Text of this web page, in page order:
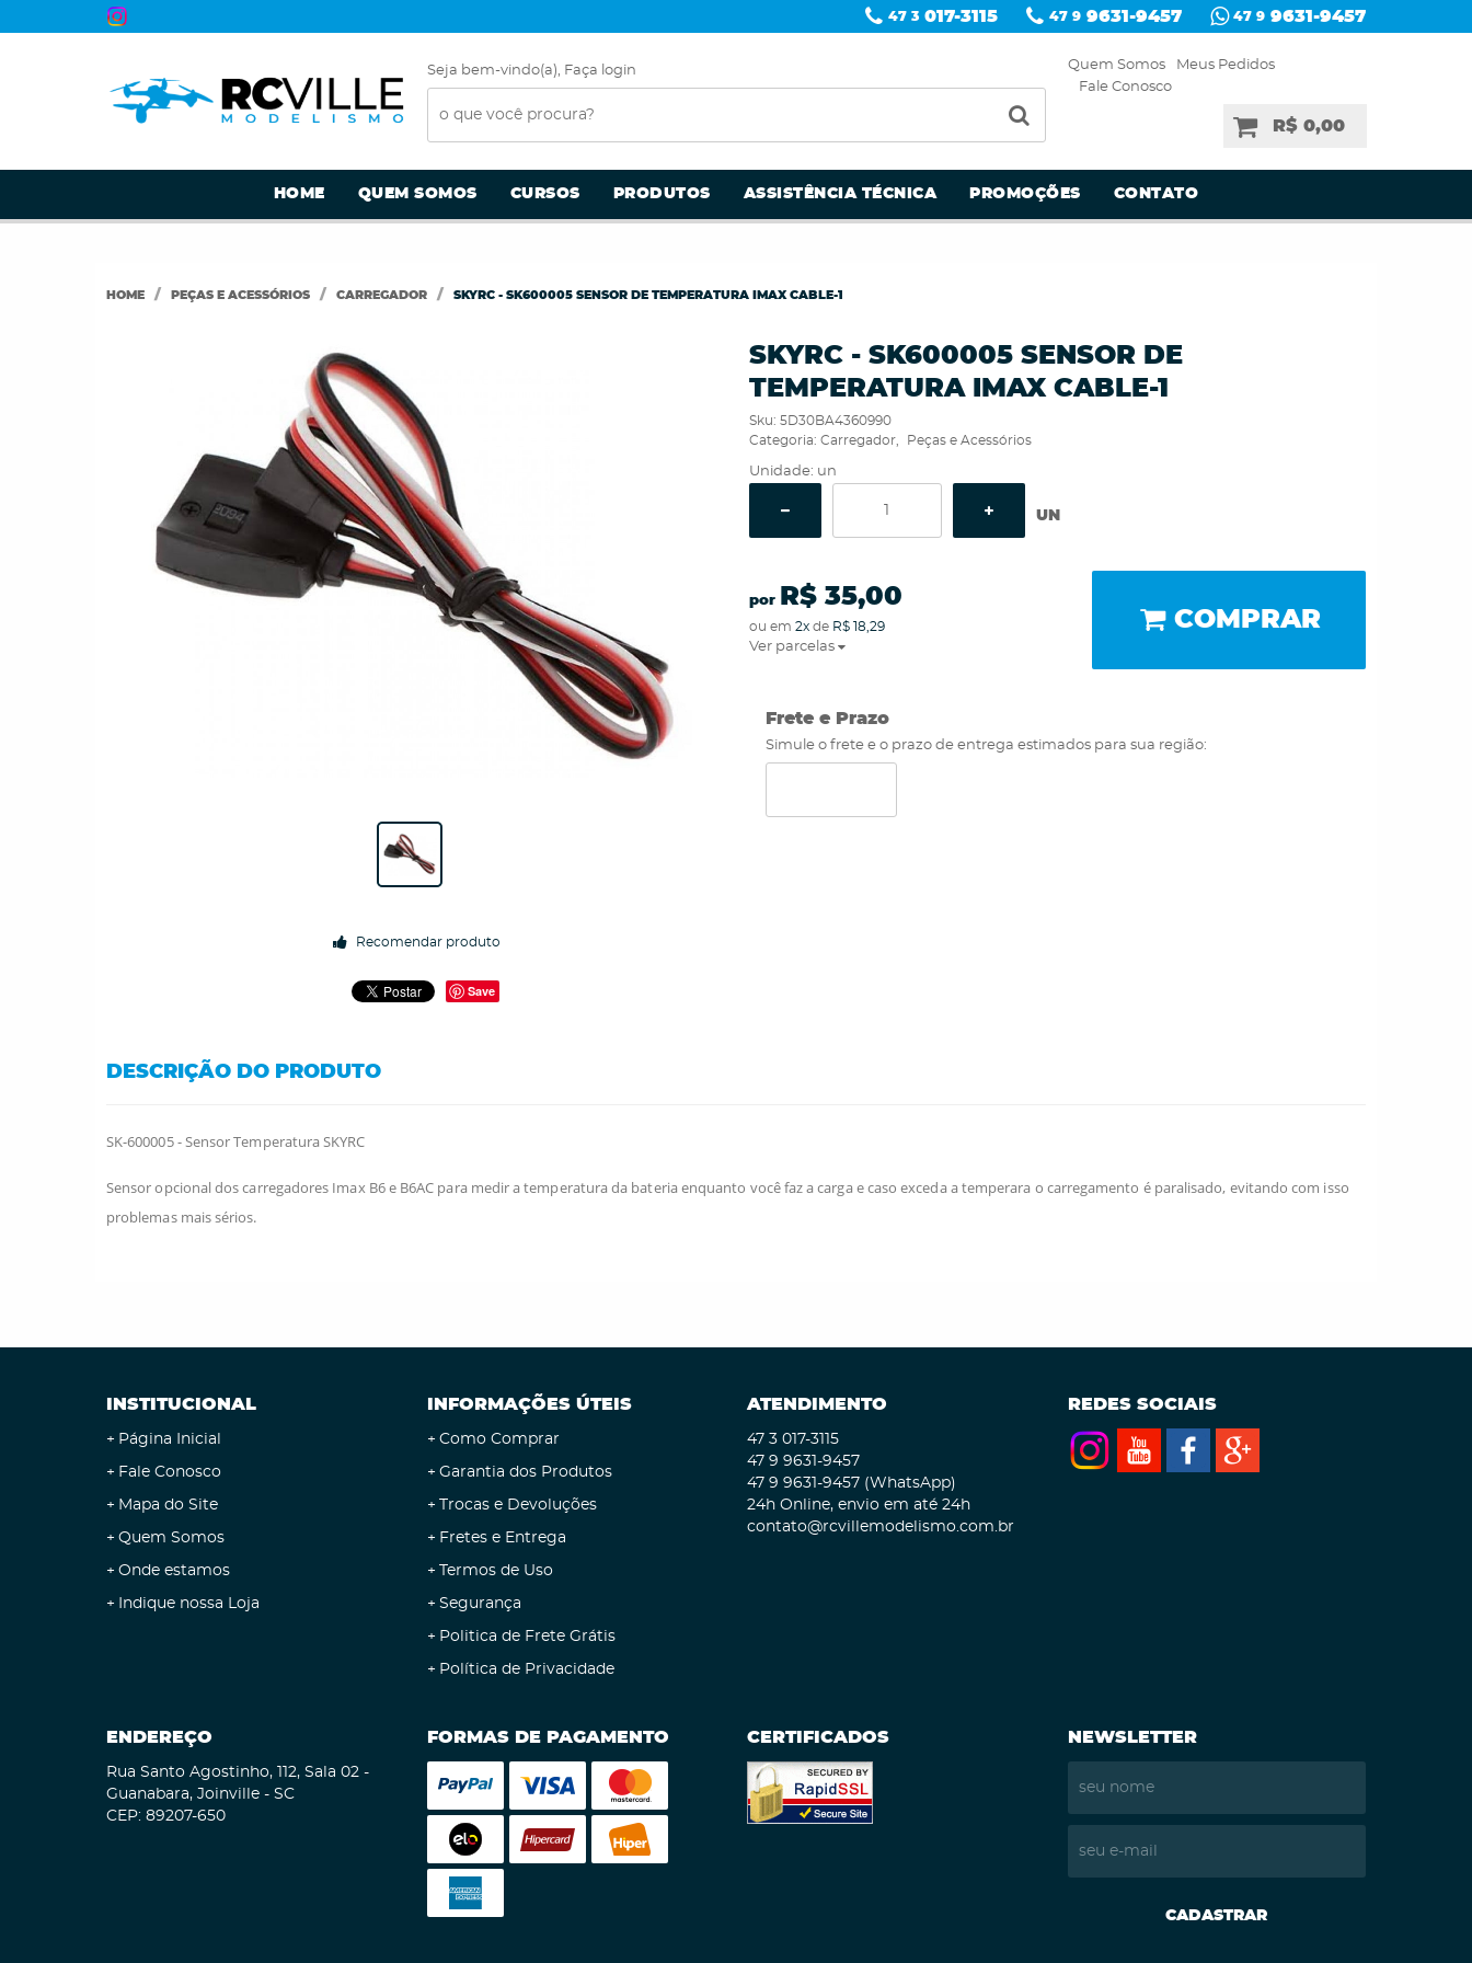
47 3 017-3115 47 9 9631-9457 47 9 9631-9457
Seja bem-vindo(a), Faça login Quem Somos
Meus Pedidos
Fale Conosco
R$ 0,00
HOME QUEM SOMOS CURSOS PRODUTOS ASSISTÊNCIA TÉCNICA PROMOÇÕES CONTATO
HOME PEÇAS E ACESSÓRIOS CARREGADOR SKYRC - SK600005 SENSOR DE TEMPERATURA IMAX CABLE-1
Recomendar produto
Save
SKYRC - SK600005 SENSOR DE
TEMPERATURA IMAX CABLE-1
Sku: 5D30BA4360990
Categoria: Carregador Peças e Acessórios
Unidade: un
UN
por R$ 35,00
ou em 2xde R$ 18,29
Ver parcelas
COMPRAR
Frete e Prazo
Simule o frete e o prazo de entrega estimados para sua região:
DESCRIÇÃO DO PRODUTO
SK-600005 - Sensor Temperatura SKYRC
Sensor opcional dos carregadores Imax B6 e B6AC para medir a temperatura da bateria enquanto você faz a carga e caso exceda a temperara o carregamento é paralisado, evitando com isso
problemas mais sérios.
INSTITUCIONAL
Página Inicial
Fale Conosco
Mapa do Site
Quem Somos
Onde estamos
Indique nossa Loja
INFORMAÇÕES ÚTEIS
Como Comprar
Garantia dos Produtos
Trocas e Devoluções
Fretes e Entrega
Termos de Uso
Segurança
Politica de Frete Grátis
Política de Privacidade
ATENDIMENTO
47 3 017-3115
47 9 9631-9457
47 9 9631-9457 (WhatsApp)
24h Online, envio em até 24h
contato@rcvillemodelismo.com.br
REDES SOCIAIS
ENDEREÇO
Rua Santo Agostinho, 112, Sala 02 -
Guanabara, Joinville - SC
CEP: 89207-650
FORMAS DE PAGAMENTO CERTIFICADOS NEWSLETTER
CADASTRAR